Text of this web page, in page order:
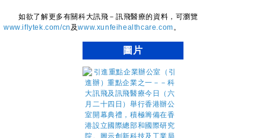
如欲了解更多有關科大訊飛－訊飛醫療的資料，可瀏覽
www.iflytek.com/cn 及www.xunfeihealthcare.com。
圖片